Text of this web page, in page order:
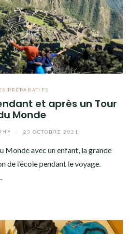
PRÉPARATIFS
et après un Tour
Monde
23 OCTOBRE 2021
Monde avec un enfant, la grande
de l’école pendant le voyage.